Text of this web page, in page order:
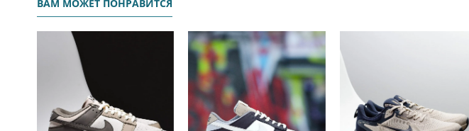
ВАМ МОЖЕТ ПОНРАВИТСЯ